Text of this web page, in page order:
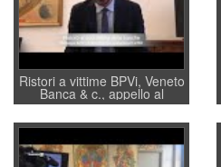
Ristori a vittime BPVi, Veneto
Banca & c., appello al
sottosegretario Alessio
Villarosa: per mettere ordine
convochi con Di Maio CNCU
a supporto della cabina di
regia al Mef